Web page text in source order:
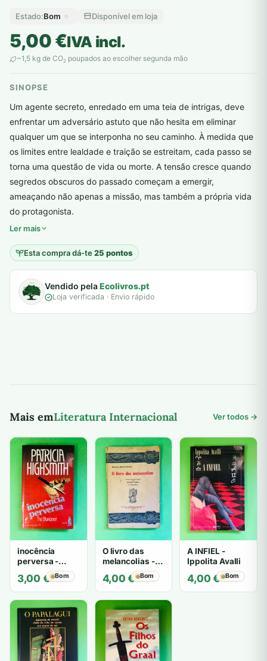
Estado:Bom Disponível em loja
5,00€IVA incl.
~1,5 kg de CO2 poupados ao escolher segunda mão
SINOPSE
Um agente secreto, enredado em uma teia de intrigas, deve
enfrentar um adversário astuto que não hesita em eliminar
qualquer um que se interponha no seu caminho. À medida que
os limites entre lealdade e traição se estreitam, cada passo se
torna uma questão de vida ou morte. A tensão cresce quando
segredos obscuros do passado começam a emergir,
ameaçando não apenas a missão, mas também a própria vida
do protagonista.
Ler mais
Esta compra dá-te25 pontos
Vendido pelaEcolivros.pt
Loja verificada · Envio rápido
Mais emLiteratura Internacional Ver todos →
inocência
perversa -
PATRICIA
HIGHSMITH
3,00 € Bom
O livro das
melancolias -
Mantegazza
4,00€ Bom
A INFIEL -
Ippolita Avalli
4,00€ Bom